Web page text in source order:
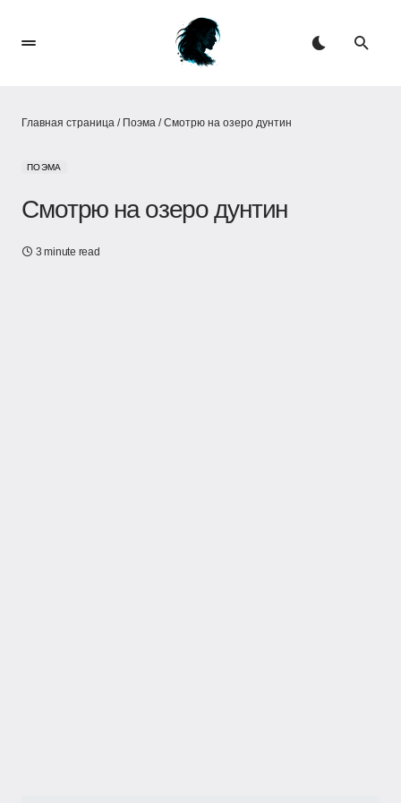
Главная страница / Поэма /Смотрю на озеро дунтин
ПОЭМА
Смотрю на озеро дунтин
3 minute read